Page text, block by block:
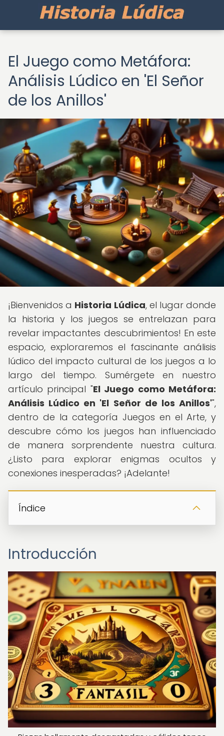
El Juego como Metáfora:
Análisis Lúdico en 'El Señor
de los Anillos'
¡Bienvenidos a Historia Lúdica, el lugar donde
la historia y los juegos se entrelazan para
revelar impactantes descubrimientos! En este
espacio, exploraremos el fascinante análisis
lúdico del impacto cultural de los juegos a lo
largo del tiempo. Sumérgete en nuestro
artículo principal "El Juego como Metáfora:
Análisis Lúdico en 'El Señor de los Anillos'",
dentro de la categoría Juegos en el Arte, y
descubre cómo los juegos han influenciado
de manera sorprendente nuestra cultura.
¿Listo para explorar enigmas ocultos y
conexiones inesperadas? ¡Adelante!
Índice
Introducción